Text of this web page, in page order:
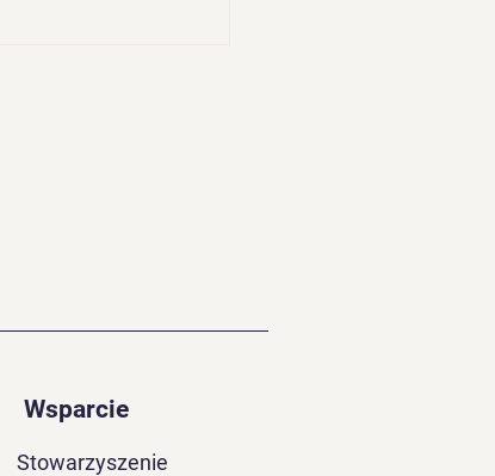
Wsparcie
Stowarzyszenie